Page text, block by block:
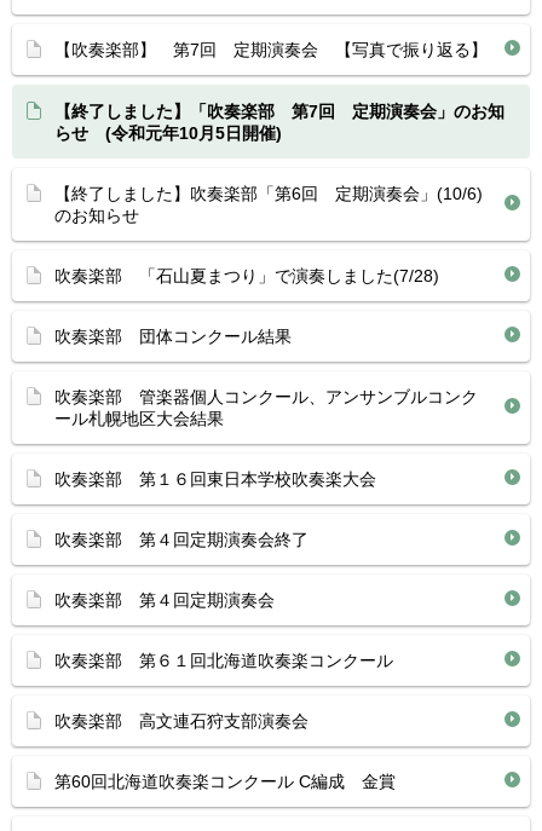
【吹奏楽部】 第7回 定期演奏会 【写真で振り返る】
【終了しました】「吹奏楽部 第7回 定期演奏会」のお知
らせ (令和元年10月5日開催)
【終了しました】吹奏楽部「第6回 定期演奏会」(10/6)
のお知らせ
吹奏楽部 「石山夏まつり」で演奏しました(7/28)
吹奏楽部 団体コンクール結果
吹奏楽部 管楽器個人コンクール、アンサンブルコンク
ール札幌地区大会結果
吹奏楽部 第１６回東日本学校吹奏楽大会
吹奏楽部 第４回定期演奏会終了
吹奏楽部 第４回定期演奏会
吹奏楽部 第６１回北海道吹奏楽コンクール
吹奏楽部 高文連石狩支部演奏会
第60回北海道吹奏楽コンクール C編成 金賞